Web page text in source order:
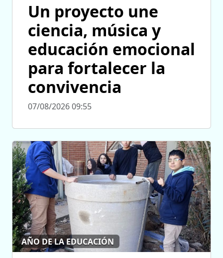
Un proyecto une
ciencia, música y
educación emocional
para fortalecer la
convivencia
07/08/2026 09:55
AÑO DE LA EDUCACIÓN